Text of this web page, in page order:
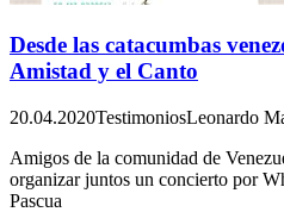
Desde las catacumbas
Amistad y el Canto
20.04.2020TestimoniosLeonardo
Amigos de la comunidad de
organizar juntos un concierto por
Pascua